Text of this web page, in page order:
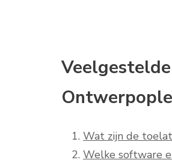
Wat zijn de
Welke software